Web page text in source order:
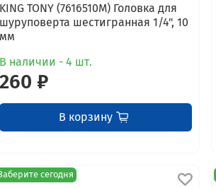
KING TONY (7616510M) Головка для
шуруповерта шестигранная 1/4", 10
мм
В наличии - 4 шт.
260 ₽
В корзину
сегодня